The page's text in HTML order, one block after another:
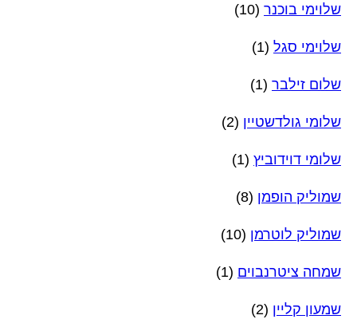
שלוימי בוכנר (10)
שלוימי סגל (1)
שלום זילבר (1)
שלומי גולדשטיין (2)
שלומי דוידוביץ (1)
שמוליק הופמן (8)
שמוליק לוטרמן (10)
שמחה ציטרנבוים (1)
שמעון קליין (2)